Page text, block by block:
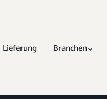
Lieferung Branchen